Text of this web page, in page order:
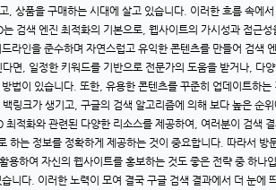
, 상품을 구매하는 시대에 살고 있습니다. 이러한 흐름 속에
검색 엔진 최적화의 기본으로, 웹사이트의 가시성과 접근
라인을 준수하며 자연스럽고 유익한 콘텐츠를 만들어 검색
면, 일정한 키워드를 기반으로 전문가의 도움을 받거나,
법이 있습니다. 또한, 유용한 콘텐츠를 꾸준히 업데이트하
링크가 생기고, 구글의 검색 알고리즘에 의해 보다 높은 순
최적화와 관련된 다양한 리소스를 제공하여, 여러분이 검색
하는 정보를 정확하게 제공하는 것이 중요합니다. 따라서
용하여 자신의 웹사이트를 홍보하는 것도 좋은 전략 중 하
니다. 이러한 노력이 모여 결국 구글 검색 결과에서 더 눈